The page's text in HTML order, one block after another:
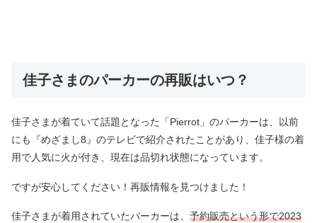
佳子さまのパーカーの再販はいつ？
佳子さまが着ていて話題となった「Pierrot」のパーカーは、以前
にも『めざまし8』のテレビで紹介されたことがあり、佳子様の着
用で人気に火が付き、現在は品切れ状態になっています。
ですが安心してください！再販情報を見つけました！
佳子さまが着用されていたパーカーは、 予約販売という形で2023